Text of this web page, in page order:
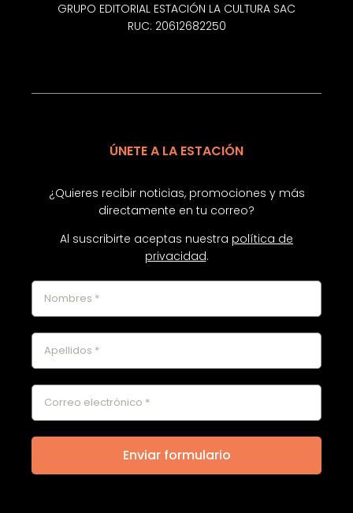
GRUPO EDITORIAL ESTACIÓN LA CULTURA SAC
RUC: 20612682250
ÚNETE A LA ESTACIÓN
¿Quieres recibir noticias, promociones y más
directamente en tu correo?
Al suscribirte aceptas nuestra política de
privacidad.